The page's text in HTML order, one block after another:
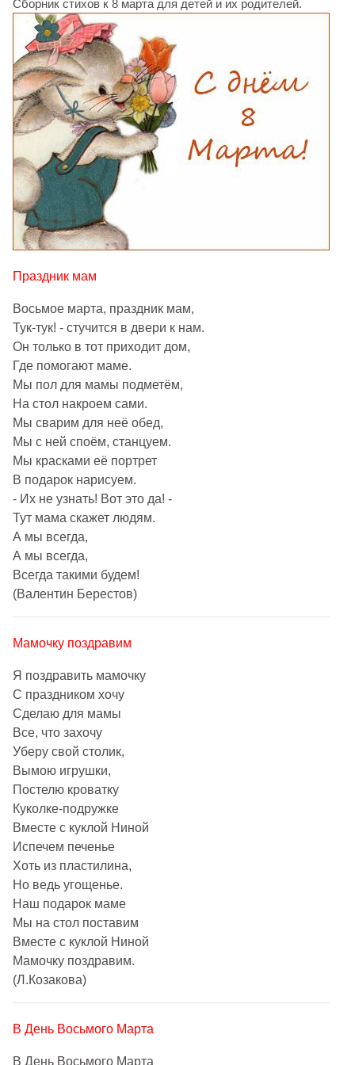
Сборник стихов к 8 марта для детей и их родителей.
Праздник мам
Восьмое марта, праздник мам,
Тук-тук! - стучится в двери к нам.
Он только в тот приходит дом,
Где помогают маме.
Мы пол для мамы подметём,
На стол накроем сами.
Мы сварим для неё обед,
Мы с ней споём, станцуем.
Мы красками её портрет
В подарок нарисуем.
- Их не узнать! Вот это да! -
Тут мама скажет людям.
А мы всегда,
А мы всегда,
Всегда такими будем!
(Валентин Берестов)
Мамочку поздравим
Я поздравить мамочку
С праздником хочу
Сделаю для мамы
Все, что захочу
Уберу свой столик,
Вымою игрушки,
Постелю кроватку
Куколке-подружке
Вместе с куклой Ниной
Испечем печенье
Хоть из пластилина,
Но ведь угощенье.
Наш подарок маме
Мы на стол поставим
Вместе с куклой Ниной
Мамочку поздравим.
(Л.Козакова)
В День Восьмого Марта
В День Восьмого Марта